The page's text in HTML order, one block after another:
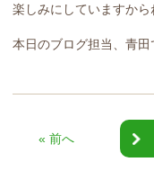
楽しみにしていますから
本日のブログ担当、青
« 前へ